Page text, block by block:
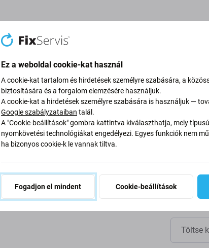
javítjuk szén-dioxid-
hogyan alakítjuk át folyamatainkat
Ez a weboldal cookie-kat használ
A cookie-kat tartalom és hirdetések személyre szabására, a
biztosítására és a forgalom elemzésére használjuk.
A cookie-kat a hirdetések személyre szabására is használjuk —
Google szabályzataiban talál.
A "Cookie-beállítások" gombra kattintva kiválaszthatja, mely
nyomkövetési technológiákat engedélyezi. Egyes funkciók nem
ha bizonyos cookie-k le vannak tiltva.
Fogadjon el mindent Cookie-beállítások